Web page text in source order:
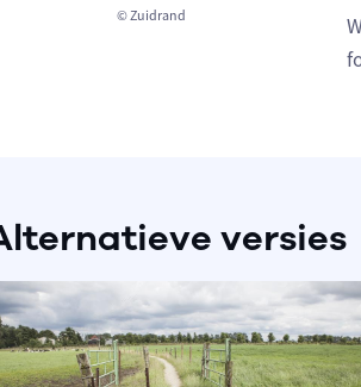
© Zuidrand
versies